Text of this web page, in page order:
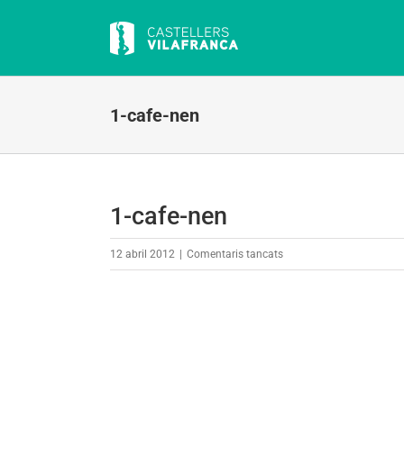
1-cafe-nen
1-cafe-nen
12 abril 2012 Comentaris tancatsa